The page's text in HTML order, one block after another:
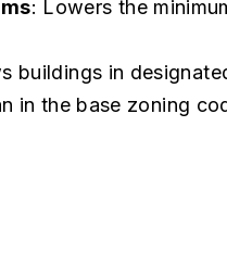
: Lowers the
buildings in
in the base zoning